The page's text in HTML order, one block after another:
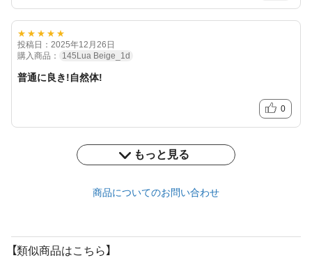
★★★★★
投稿日：2025年12月26日
購入商品：
145Lua Beige_1d
普通に良き!自然体!
0
もっと見る
商品についてのお問い合わせ
【類似商品はこちら】